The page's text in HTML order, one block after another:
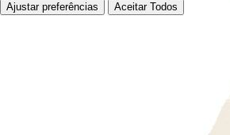
Ajustar preferências Aceitar Todos